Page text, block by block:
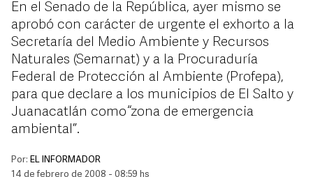
En el Senado de la República, ayer mismo se
aprobó con carácter de urgente el exhorto a la
Secretaría del Medio Ambiente y Recursos
Naturales (Semarnat) y a la Procuraduría
Federal de Protección al Ambiente (Profepa),
para que declare a los municipios de El Salto y
Juanacatlán como “zona de emergencia
ambiental”.
Por: EL INFORMADOR
14 de febrero de 2008 - 08:59 hs